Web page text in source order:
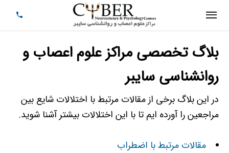
بلاگ تخصصی مراکز علوم اعصاب و
روانشناسی سایبر
در این بلاگ برخی از مقالات مرتبط با اختلالات شایع بین
مراجعین را آورده ایم تا با این اختلالات بیشتر آشنا شوید.
مقالات مرتبط با اضطراب